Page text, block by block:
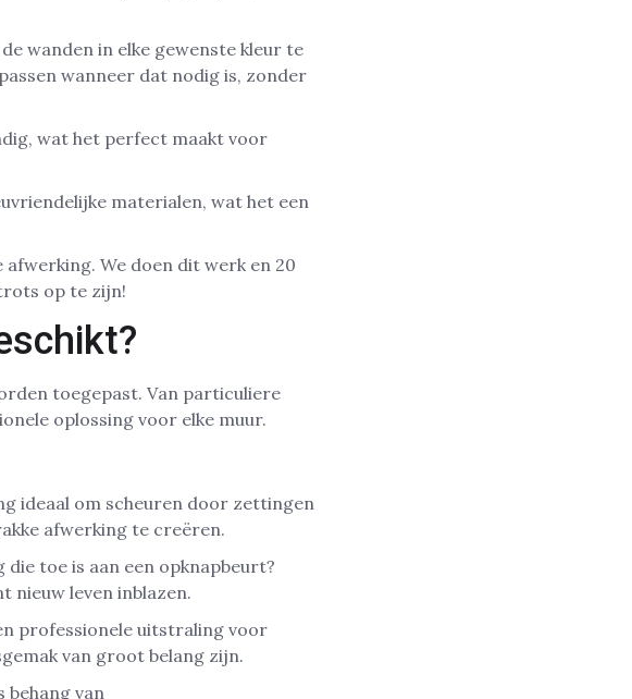
wanden in elke gewenste kleur te
wanneer dat nodig is, zonder
wat het perfect maakt voor
materialen, wat het een
We doen dit werk en 20
op te zijn!
toegepast. Van particuliere
oplossing voor elke muur.
ideaal om scheuren door zettingen
afwerking te creëren.
toe is aan een opknapbeurt?
nieuw leven inblazen.
professionele uitstraling voor
van groot belang zijn.
van